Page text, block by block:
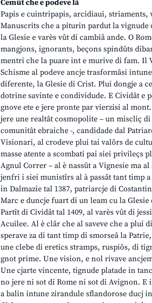
Cemût che e podeve lâ
Papis e cuintripapis, arcidiaui,
Manuscrits che a piturin pardut la
la Glesie e varès vût di cambiâ ande. O
mangjons, ignorants, beçons spindûts
mentri che la puare int e murive di fam. Il
Schisme al podeve ancje trasformâsi
diferente, la Glesie di Crist. Plui dongje a
dotrine savinte e condividude. E Cividât e
gnove ete e jere pronte par vierzisi al
jere une realtât cosmopolite – un miscliç
comunitât ebraiche -, candidade dal
Visionari, al crodeve plui tai valôrs de
masse atente a scombati pai siei privileçs
Agnul Correr – al è nassût a Vignesie ma
jenfri i siei munistîrs al à passât tant timp
in Dalmazie tal 1387, patriarcje di
Marc e duncje fuart di un leam cu la
Partît di Cividât tal 1409, al varès vût di
Acuilee. Al è clâr che al saveve che a plui
sperave za di tant timp di smorseâ la
une clebe di eretics stramps, ruspiôs, di
gnot prime. Une vision, e nol rivave
Une cjarte vincente, tignude platade in
no jere ni sot di Rome ni sot di Avignon. E
a balin intune zirandule sflandorose ducj